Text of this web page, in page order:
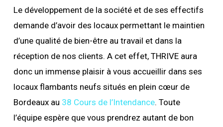
Le développement de la société et de ses effectifs
demande d’avoir des locaux permettant le maintien
d’une qualité de bien-être au travail et dans la
réception de nos clients. A cet effet, THRIVE aura
donc un immense plaisir à vous accueillir dans ses
locaux flambants neufs situés en plein cœur de
Bordeaux au 38 Cours de l’Intendance. Toute
l’équipe espère que vous prendrez autant de bon